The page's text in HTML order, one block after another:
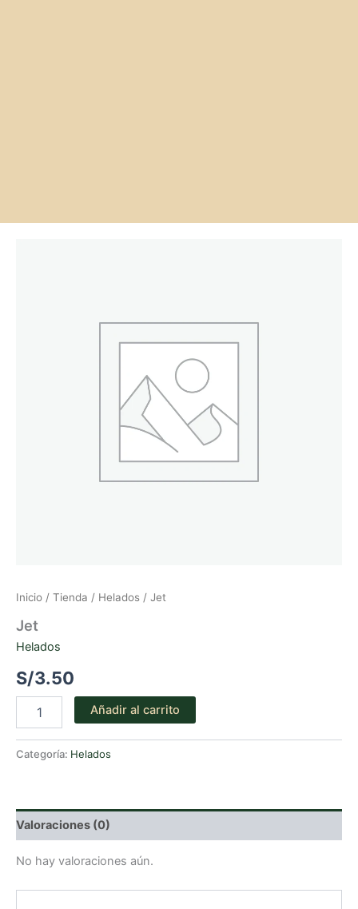
Inicio / Tienda / Helados / Jet
Jet
Helados
S/3.50
cantidad
Añadir al carrito
Categoría: Helados
Valoraciones (0)
No hay valoraciones aún.